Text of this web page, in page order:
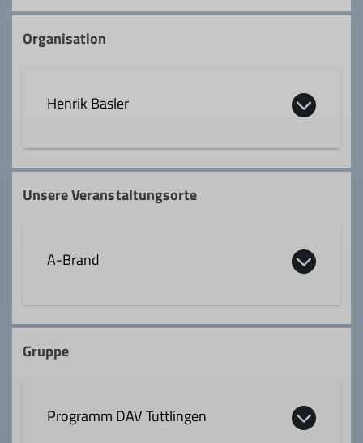
Organisation
Henrik Basler
Kontakt aufnehmen
Trainer*in C MTB Guide
Beirat Ausbildung
Unsere Veranstaltungsorte
A-Brand
Gruppe
Programm DAV Tuttlingen